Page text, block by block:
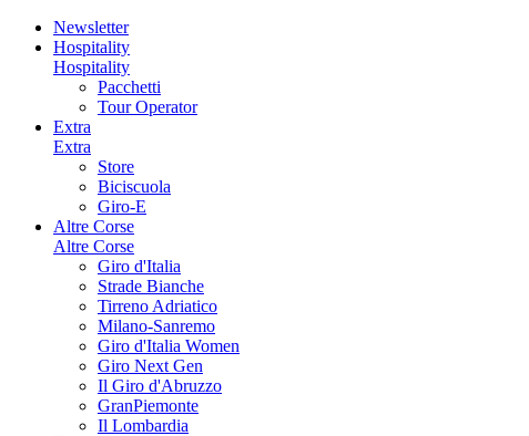
Newsletter
Hospitality
Hospitality
Pacchetti
Tour Operator
Extra
Extra
Store
Biciscuola
Giro-E
Altre Corse
Altre Corse
Giro d'Italia
Strade Bianche
Tirreno Adriatico
Milano-Sanremo
Giro d'Italia Women
Giro Next Gen
Il Giro d'Abruzzo
GranPiemonte
Il Lombardia